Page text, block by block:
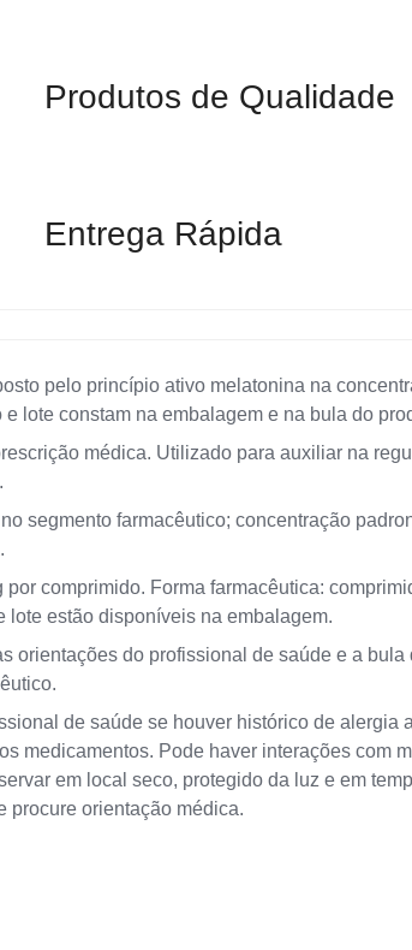
Produtos de Qualidade
Entrega Rápida
pelo princípio ativo melatonina na
lote constam na embalagem e na bula do
médica. Utilizado para auxiliar na
segmento farmacêutico; concentração
comprimido. Forma farmacêutica:
lote estão disponíveis na embalagem.
orientações do profissional de saúde e a bula
de saúde se houver histórico de alergia
medicamentos. Pode haver interações com
em local seco, protegido da luz e em
procure orientação médica.